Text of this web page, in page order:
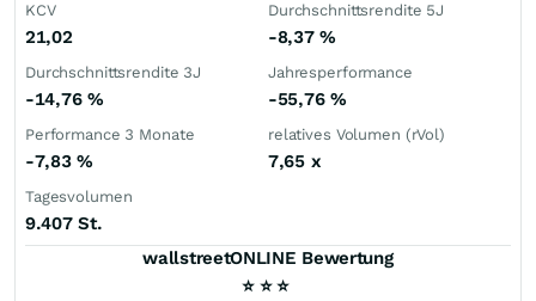
KCV
21,02
Durchschnittsrendite 5J
-8,37%
Durchschnittsrendite 3J
-14,76 %
Jahresperformance
-55,76 %
Performance 3 Monate
-7,83%
relatives Volumen (rVol)
7,65 x
Tagesvolumen
9.407 St.
wallstreetONLINE Bewertung
⭐ ⭐ ⭐